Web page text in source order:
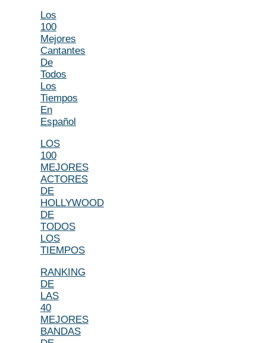
Los
100
Mejores
Cantantes
De
Todos
Los
Tiempos
En
Español
LOS
100
MEJORES
ACTORES
DE
HOLLYWOOD
DE
TODOS
LOS
TIEMPOS
RANKING
DE
LAS
40
MEJORES
BANDAS